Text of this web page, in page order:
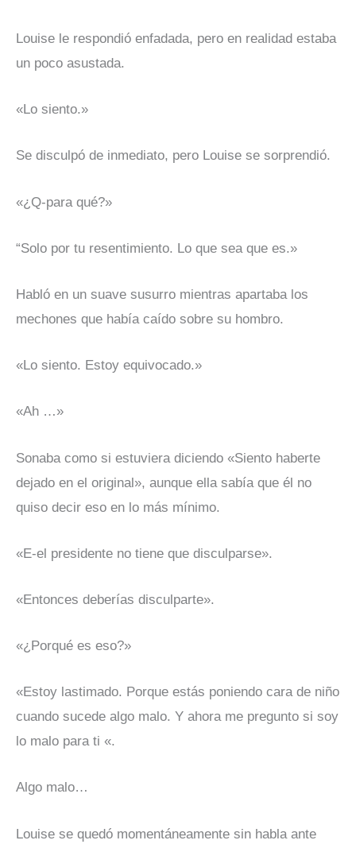
Louise le respondió enfadada, pero en realidad estaba
un poco asustada.
«Lo siento.»
Se disculpó de inmediato, pero Louise se sorprendió.
«¿Q-para qué?»
“Solo por tu resentimiento. Lo que sea que es.»
Habló en un suave susurro mientras apartaba los
mechones que había caído sobre su hombro.
«Lo siento. Estoy equivocado.»
«Ah …»
Sonaba como si estuviera diciendo «Siento haberte
dejado en el original», aunque ella sabía que él no
quiso decir eso en lo más mínimo.
«E-el presidente no tiene que disculparse».
«Entonces deberías disculparte».
«¿Porqué es eso?»
«Estoy lastimado. Porque estás poniendo cara de niño
cuando sucede algo malo. Y ahora me pregunto si soy
lo malo para ti «.
Algo malo…
Louise se quedó momentáneamente sin habla ante